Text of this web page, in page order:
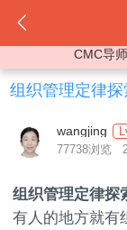
CMC导
组织管理定律探
wangjing
77738浏览
组织管理定律探
有人的地方就有